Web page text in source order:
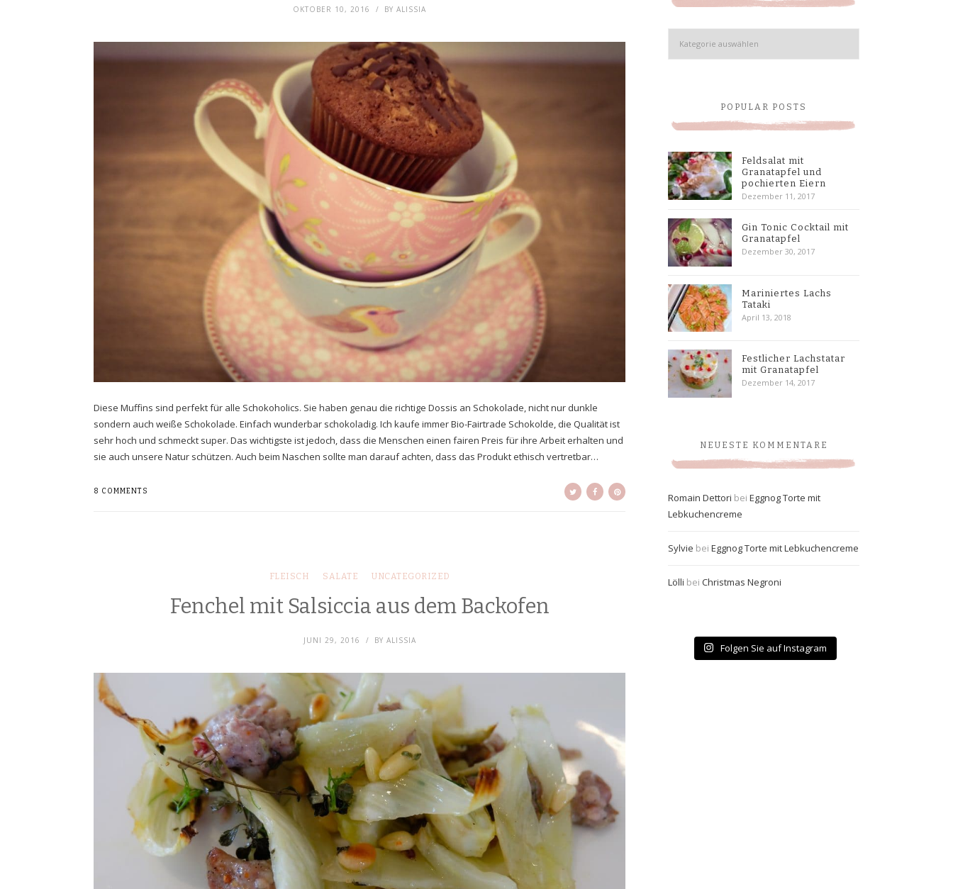
OKTOBER 10, 2016 BY ALISSIA
Diese Muffins sind perfekt für alle Schokoholics. Sie haben genau die richtige Dossis an Schokolade, nicht nur dunkle
sondern auch weiße Schokolade. Einfach wunderbar schokoladig. Ich kaufe immer Bio-Fairtrade Schokolde, die Qualität ist
sehr hoch und schmeckt super. Das wichtigste ist jedoch, dass die Menschen einen fairen Preis für ihre Arbeit erhalten und
sie auch unsere Natur schützen. Auch beim Naschen sollte man darauf achten, dass das Produkt ethisch vertretbar…
8 COMMENTS
FLEISCH SALATE UNCATEGORIZED
Fenchel mit Salsiccia aus dem Backofen
JUNI 29, 2016 BY ALISSIA
Kategorien
POPULAR POSTS
Feldsalat mit
Granatapfel und
pochierten Eiern
Dezember 11, 2017
Gin Tonic Cocktail mit
Granatapfel
Dezember 30, 2017
Mariniertes Lachs
Tataki
April 13, 2018
Festlicher Lachstatar
mit Granatapfel
Dezember 14, 2017
NEUESTE KOMMENTARE
Romain Dettori bei Eggnog Torte mit
Lebkuchencreme
Sylvie bei Eggnog Torte mit Lebkuchencreme
Lölli bei Christmas Negroni
Folgen Sie auf Instagram